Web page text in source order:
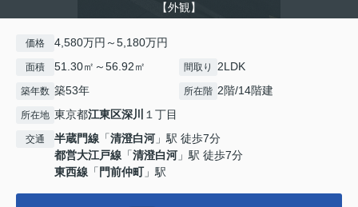
【外観】
価格 4,580万円～5,180万円
面積 51.30㎡～56.92㎡ 間取り 2LDK
築年数 築53年 所在階 2階/14階建
所在地 東京都江東区深川 １丁目
交通 半蔵門線 「清澄白河 」駅 徒歩7分
都営大江戸線 「清澄白河 」駅 徒歩7分
東西線 「 門前仲町」駅